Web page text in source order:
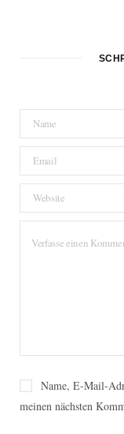
Name, E-Mail-
meinen nächsten